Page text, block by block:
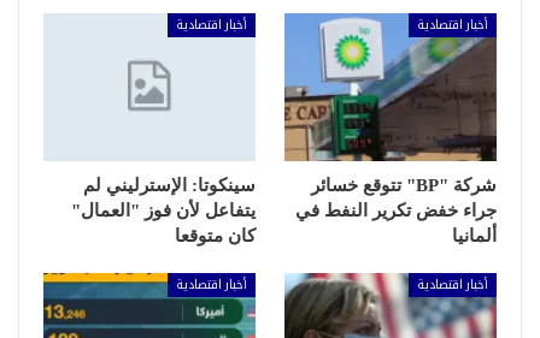
أخبار اقتصادية
شركة "BP" تتوقع خسائر
جراء خفض تكرير النفط في
ألمانيا
أخبار اقتصادية
سينكوتا: الإسترليني لم
يتفاعل لأن فوز "العمال"
كان متوقعا
أخبار اقتصادية أخبار اقتصادية